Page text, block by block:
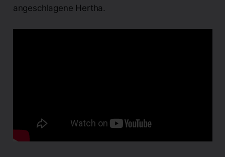
angeschlagene Hertha.